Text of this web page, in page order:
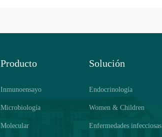
Producto
Inmunoensayo
Microbiología
Molecular
Solución
Endocrinología
Women & Children
Enfermedades infecciosas